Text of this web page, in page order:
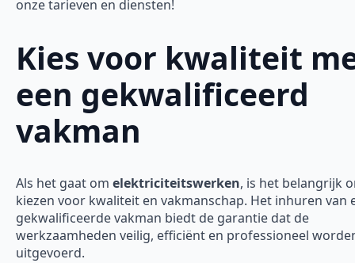
onze tarieven en diensten!
Kies voor kwaliteit
een gekwalificeerd
vakman
Als het gaat om elektriciteitswerken, is het belangrijk
kiezen voor kwaliteit en vakmanschap. Het inhuren van
gekwalificeerde vakman biedt de garantie dat de
werkzaamheden veilig, efficiënt en professioneel
uitgevoerd.